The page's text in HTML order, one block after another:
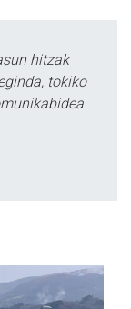
hitzak
tokiko